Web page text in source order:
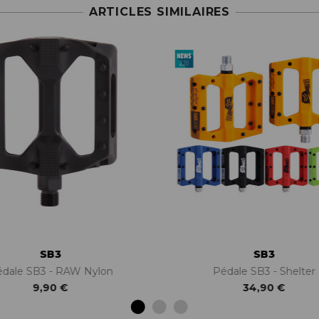
ARTICLES SIMILAIRES
SB3
SB3 - RAW Nylon
9,90 €
SB3
Pédale SB3 - Shelter
34,90 €